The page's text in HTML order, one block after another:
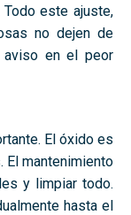
este ajuste,
no dejen de
aviso en el peor
El óxido es
El mantenimiento
y limpiar todo.
hasta el